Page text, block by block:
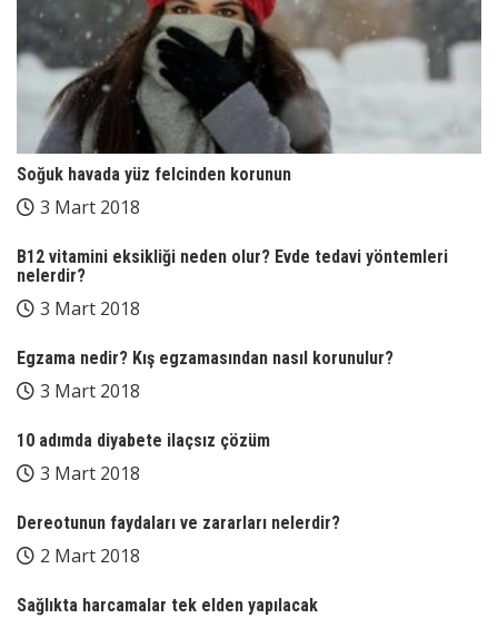
Soğuk havada yüz felcinden korunun
3 Mart 2018
B12 vitamini eksikliği neden olur? Evde tedavi yöntemleri
nelerdir?
3 Mart 2018
Egzama nedir? Kış egzamasından nasıl korunulur?
3 Mart 2018
10 adımda diyabete ilaçsız çözüm
3 Mart 2018
Dereotunun faydaları ve zararları nelerdir?
2 Mart 2018
Sağlıkta harcamalar tek elden yapılacak